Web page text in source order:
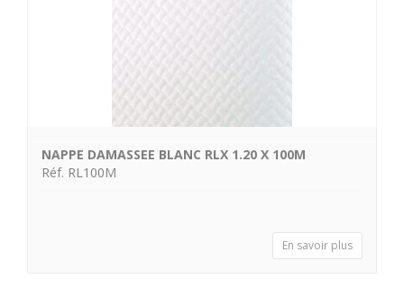
NAPPE DAMASSEE BLANC RLX 1.20 X 100M
Réf. RL100M
En savoir plus